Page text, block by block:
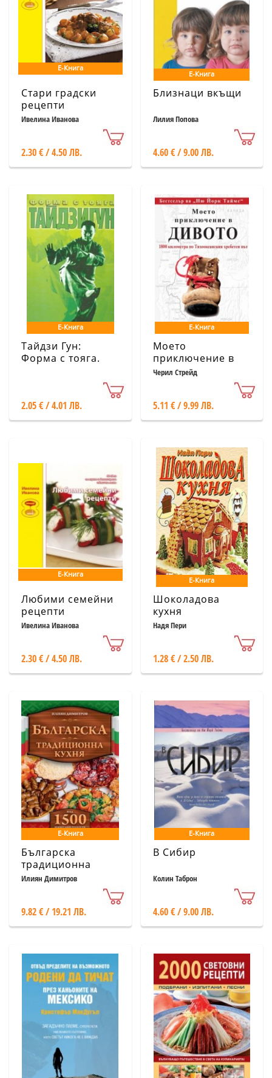
Е-Книга
Стари градски
рецепти
Ивелина Иванова
2.30 € / 4.50 ЛВ.
Е-Книга
Близнаци вкъщи
Лилия Попова
4.60 € / 9.00 ЛВ.
Е-Книга
Тайдзи Гун:
Форма с тояга.
2.05 € / 4.01 ЛВ.
Е-Книга
Моето
приключение в
дивото: 1800
хребетен път
Черил Стрейд
5.11 € / 9.99 ЛВ.
Е-Книга
Любими семейни
рецепти
Ивелина Иванова
2.30 € / 4.50 ЛВ.
Е-Книга
Шоколадова
кухня
Надя Пери
1.28 € / 2.50 ЛВ.
Е-Книга
Българска
традиционна
кухня
Илиян Димитров
9.82 € / 19.21 ЛВ.
Е-Книга
В Сибир
Колин Таброн
4.60 € / 9.00 ЛВ.